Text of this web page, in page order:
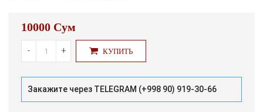
10000 Сум
- + КУПИТЬ
Закажите через TELEGRAM (+998 90) 919-30-66